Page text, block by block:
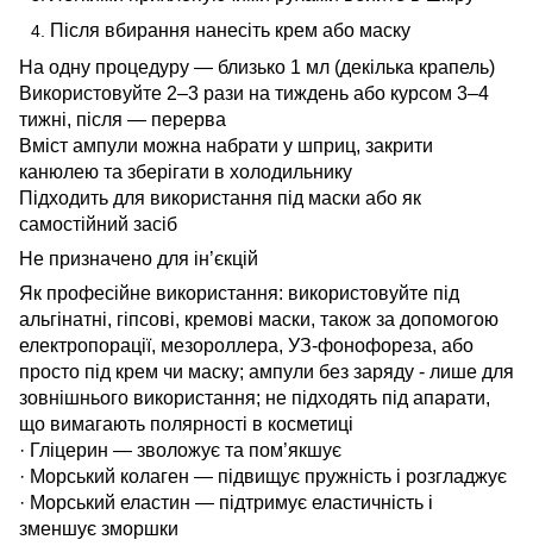
Після вбирання нанесіть крем або маску
На одну процедуру — близько 1 мл (декілька крапель)
Використовуйте 2–3 рази на тиждень або курсом 3–4
тижні, після — перерва
Вміст ампули можна набрати у шприц, закрити
канюлею та зберігати в холодильнику
Підходить для використання під маски або як
самостійний засіб
Не призначено для ін’єкцій
Як професійне використання: використовуйте під
альгінатні, гіпсові, кремові маски, також за допомогою
електропорації, мезороллера, УЗ-фонофореза, або
просто під крем чи маску; ампули без заряду - лише для
зовнішнього використання; не підходять під апарати,
що вимагають полярності в косметиці
· Гліцерин — зволожує та пом’якшує
· Морський колаген — підвищує пружність і розгладжує
· Морський еластин — підтримує еластичність і
зменшує зморшки